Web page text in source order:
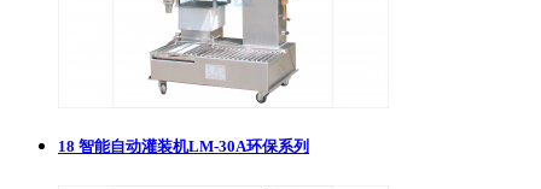
18 智能自动灌装机LM-30A环保系列